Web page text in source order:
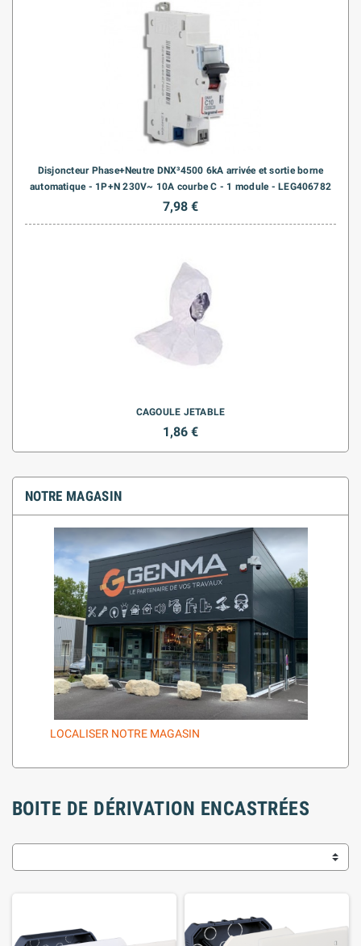
Disjoncteur Phase+Neutre DNX³4500 6kA arrivée et sortie borne
automatique - 1P+N 230V~ 10A courbe C - 1 module - LEG406782
7,98 €
CAGOULE JETABLE
1,86 €
NOTRE MAGASIN
LOCALISER NOTRE MAGASIN
BOITE DE DÉRIVATION ENCASTRÉES